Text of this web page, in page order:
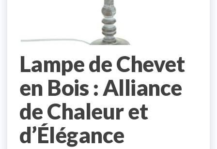
Lampe de Chevet
en Bois : Alliance
de Chaleur et
d’Élégance